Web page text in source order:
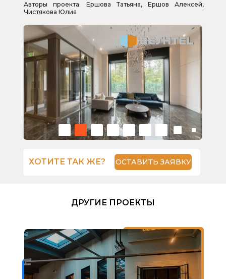
Авторы проекта: Ершова Татьяна, Ершов Алексей,
Чистякова Юлия
ХОТИТЕ ТАК ЖЕ? ОСТАВИТЬ ЗАЯВКУ
ДРУГИЕ ПРОЕКТЫ